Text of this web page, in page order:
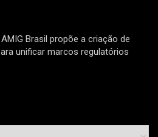
Brasil propõe a criação de
unificar marcos regulatórios